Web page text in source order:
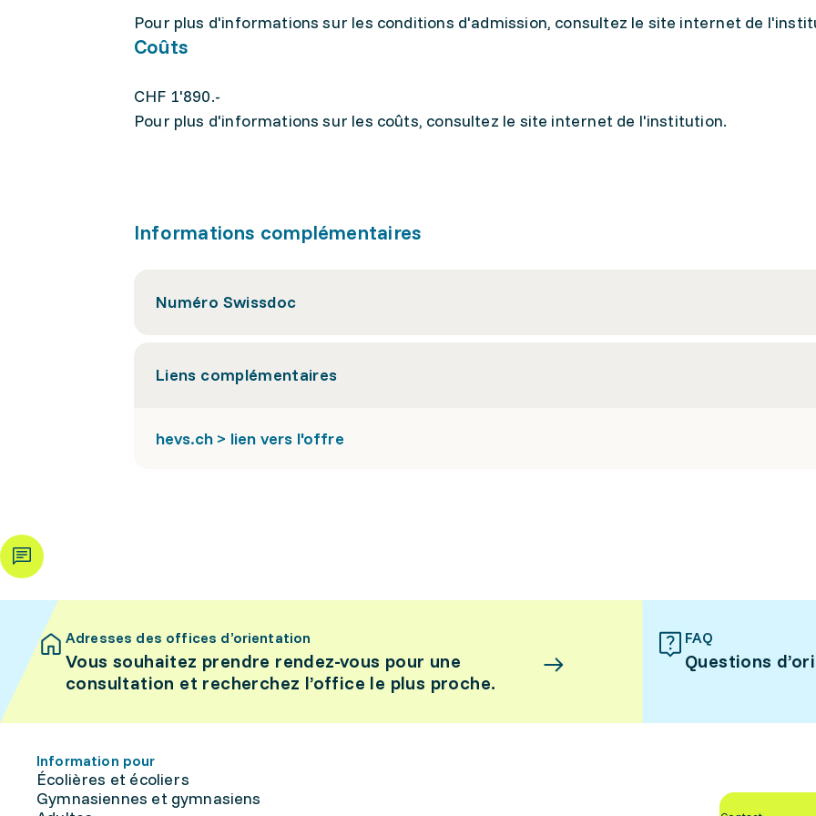
Pour plus d'informations sur les conditions d'admission, consultez le site internet de
Coûts
CHF 1'890.-
Pour plus d'informations sur les coûts, consultez le site internet de l'institution.
Informations complémentaires
Numéro Swissdoc
Liens complémentaires
hevs.ch > lien vers l'offre
Adresses des offices d’orientation
Vous souhaitez prendre rendez-vous pour une
consultation et recherchez l’office le plus proche.
FAQ
Questions
Information pour
Écolières et écoliers
Gymnasiennes et gymnasiens